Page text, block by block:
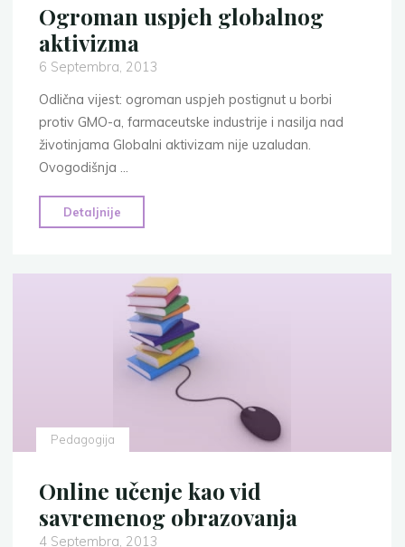
Ogroman uspjeh globalnog
aktivizma
6 Septembra, 2013
Odlična vijest: ogroman uspjeh postignut u borbi
protiv GMO-a, farmaceutske industrije i nasilja nad
životinjama Globalni aktivizam nije uzaludan.
Ovogodišnja …
Detaljnije
uspjeh
aktivizma"
Pedagogija
Online učenje kao vid
savremenog obrazovanja
4 Septembra, 2013